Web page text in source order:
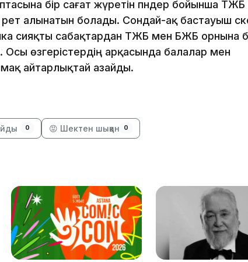
бір сағат жүретін пәндер бойынша
алынатын болады. Сондай-ақ бастауыш
сияқты сабақтардан ТЖБ мен БЖБ орнына
Осы өзгерістердің арқасында балалар мен
айтарлықтай азайды.
0 😡 Шектен шыққан 0